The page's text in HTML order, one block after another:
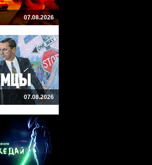
07.08.2026
07.08.2026